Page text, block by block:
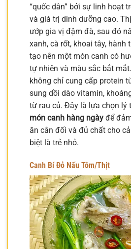
“quốc dân” bởi sự linh hoạt
và giá trị dinh dưỡng cao.
ướp gia vị đậm đà, sau đó
xanh, cà rốt, khoai tây, hành
tạo nên một món canh có
tự nhiên và màu sắc bắt
không chỉ cung cấp protein
sung dồi dào vitamin,
từ rau củ. Đây là lựa chọn lý
món canh hàng ngày để
ăn cân đối và đủ chất cho
biệt là trẻ nhỏ.
Canh Bí Đỏ Nấu Tôm/Thịt